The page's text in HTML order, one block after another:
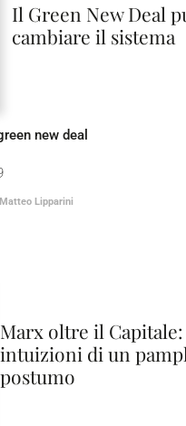
Il Green New Deal
cambiare il sistema
new deal
Matteo Lipparini
Marx oltre il Capitale:
intuizioni di un
postumo